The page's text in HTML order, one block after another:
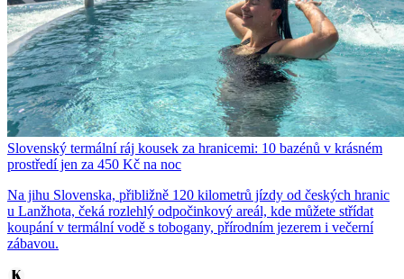
Slovenský termální ráj kousek za hranicemi: 10 bazénů v krásném
prostředí jen za 450 Kč na noc
Na jihu Slovenska, přibližně 120 kilometrů jízdy od českých hranic
u Lanžhota, čeká rozlehlý odpočinkový areál, kde můžete střídat
koupání v termální vodě s tobogany, přírodním jezerem i večerní
zábavou.